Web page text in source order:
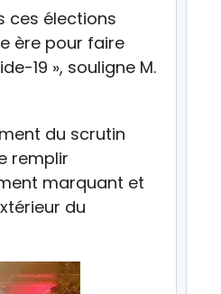
ces élections
ère pour faire
19 », souligne M.
du scrutin
remplir
marquant et
du